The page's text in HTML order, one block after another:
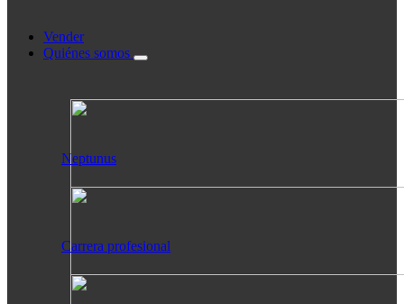
Vender
Quiénes somos
Neptunus
Carrera profesional